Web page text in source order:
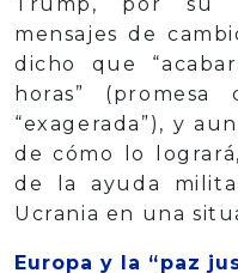
mensajes de
dicho que
horas”
“exagerada”), y
de cómo lo
de la ayuda
Ucrania en una
Europa y la “paz